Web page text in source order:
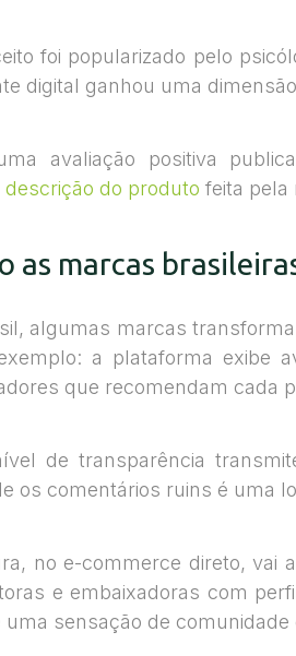
foi popularizado pelo
digital ganhou uma
avaliação positiva
descrição do produto feita pela
as marcas
algumas marcas
a plataforma exibe
que recomendam cada
de transparência
os comentários ruins é uma
no e-commerce direto, vai
e embaixadoras com
uma sensação de